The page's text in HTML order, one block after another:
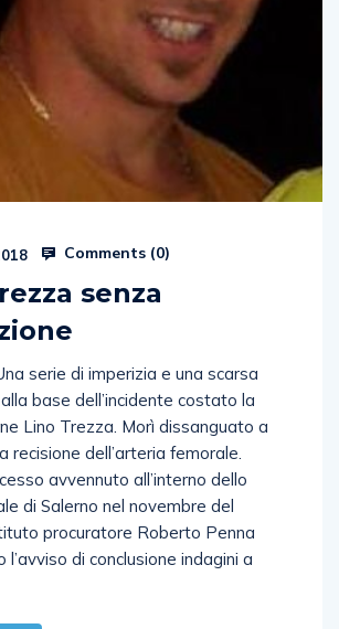
Comments (0)
senza
serie di imperizia e una scarsa
base dell’incidente costato la
Lino Trezza. Morì dissanguato a
recisione dell’arteria femorale.
avvennuto all’interno dello
di Salerno nel novembre del
procuratore Roberto Penna
di conclusione indagini a